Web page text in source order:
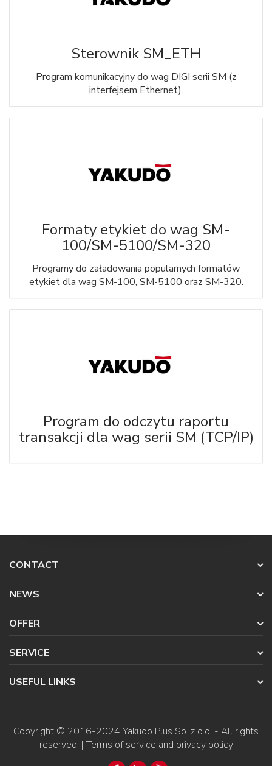
Sterownik SM_ETH
Program komunikacyjny do wag DIGI serii SM (z
interfejsem Ethernet).
Formaty etykiet do wag SM-
100/SM-5100/SM-320
Programy do załadowania popularnych formatów
etykiet dla wag SM-100, SM-5100 oraz SM-320.
Program do odczytu raportu
transakcji dla wag serii SM (TCP/IP)
CONTACT
NEWS
OFFER
SERVICE
USEFUL LINKS
Copyright © 2016-2024 Yakudo Plus Sp. z o.o. - All rights
reserved. |Terms of service and privacy policy